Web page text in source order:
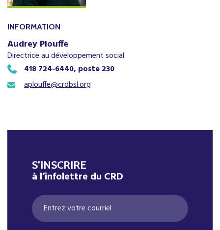
INFORMATION
Audrey Plouffe
Directrice au développement social
418 724-6440, poste 230
aplouffe@crdbsl.org
S’INSCRIRE
à l’infolettre du CRD